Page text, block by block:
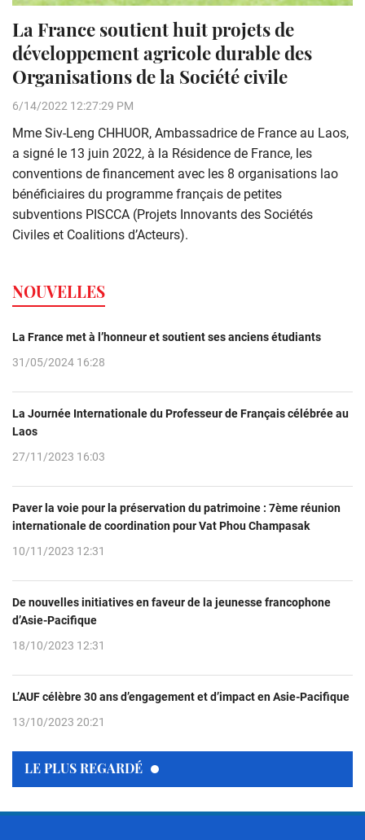
La France soutient huit projets de
développement agricole durable des
Organisations de la Société civile
6/14/2022 12:27:29 PM
Mme Siv-Leng CHHUOR, Ambassadrice de France au Laos,
a signé le 13 juin 2022, à la Résidence de France, les
conventions de financement avec les 8 organisations lao
bénéficiaires du programme français de petites
subventions PISCCA (Projets Innovants des Sociétés
Civiles et Coalitions d’Acteurs).
NOUVELLES
La France met à l’honneur et soutient ses anciens étudiants
31/05/2024 16:28
La Journée Internationale du Professeur de Français célébrée au
Laos
27/11/2023 16:03
Paver la voie pour la préservation du patrimoine : 7ème réunion
internationale de coordination pour Vat Phou Champasak
10/11/2023 12:31
De nouvelles initiatives en faveur de la jeunesse francophone
d’Asie-Pacifique
18/10/2023 12:31
L’AUF célèbre 30 ans d’engagement et d’impact en Asie-Pacifique
13/10/2023 20:21
LE PLUS REGARDÉ